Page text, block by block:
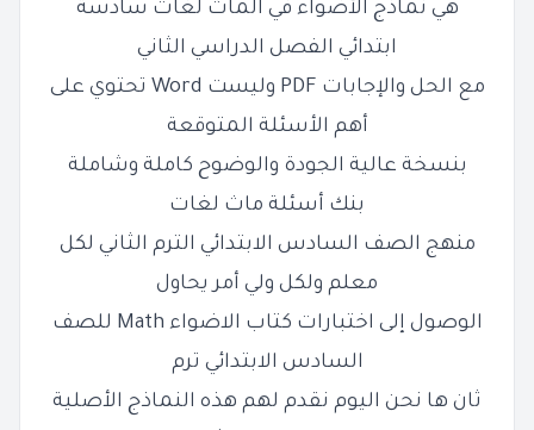
هي نماذج الأضواء في الماث لغات سادسة
ابتدائي الفصل الدراسي الثاني
مع الحل والإجابات PDF وليست Word تحتوي على
أهم الأسئلة المتوقعة
بنسخة عالية الجودة والوضوح كاملة وشاملة
بنك أسئلة ماث لغات
منهج الصف السادس الابتدائي الترم الثاني لكل
معلم ولكل ولي أمر يحاول
الوصول إلى اختبارات كتاب الاضواء Math للصف
السادس الابتدائي ترم
ثان ها نحن اليوم نقدم لهم هذه النماذج الأصلية